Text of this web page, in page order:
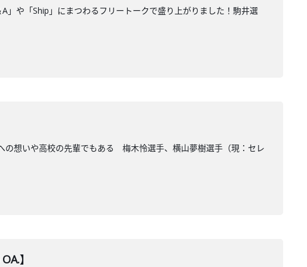
や「Ship」にまつわるフリートークで盛り上がりました！駒井選
想いや高校の先輩でもある 梅木怜選手、横山夢樹選手（現：セレ
】